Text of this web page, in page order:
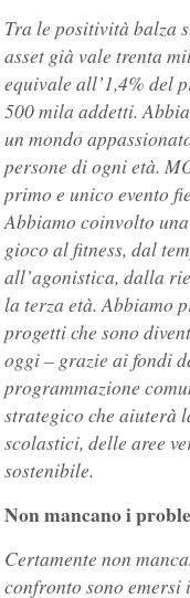
Tra le positività balza
asset già vale trenta
equivale all’1,4% del
500 mila addetti.
un mondo
persone di ogni età.
primo e unico evento
Abbiamo coinvolto
gioco al fitness, dal
all’agonistica, dalla
la terza età. Abbiamo
progetti che sono
oggi – grazie ai fondi
programmazione
strategico che aiuterà
scolastici, delle aree
sostenibile.
Non mancano i
Certamente non
confronto sono